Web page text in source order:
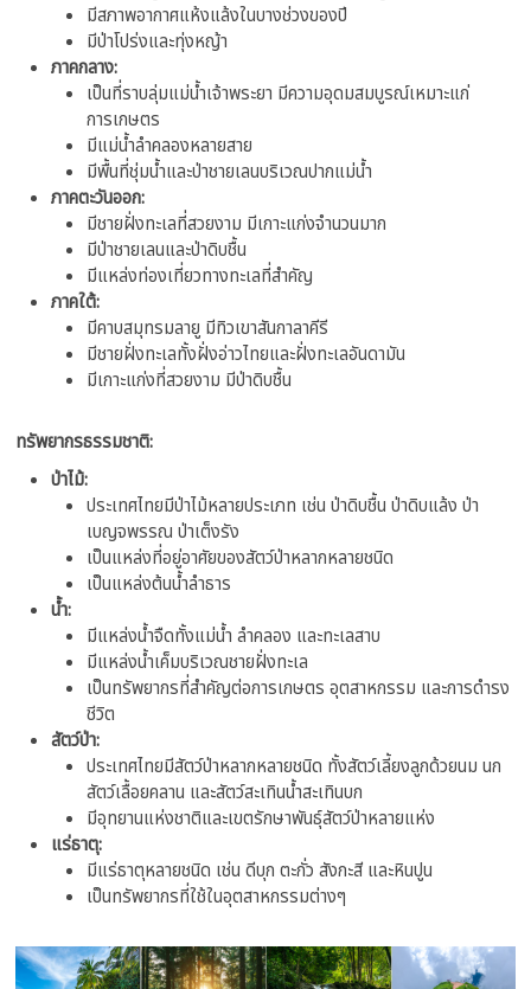
มีสภาพอากาศแห้งแล้งในบางช่วงของปี
มีป่าโปร่งและทุ่งหญ้า
ภาคกลาง:
เป็นที่ราบลุ่มแม่น้ำเจ้าพระยา มีความอุดมสมบูรณ์เหมาะแก่
การเกษตร
มีแม่น้ำลำคลองหลายสาย
มีพื้นที่ชุ่มน้ำและป่าชายเลนบริเวณปากแม่น้ำ
ภาคตะวันออก:
มีชายฝั่งทะเลที่สวยงาม มีเกาะแก่งจำนวนมาก
มีป่าชายเลนและป่าดิบชื้น
มีแหล่งท่องเที่ยวทางทะเลที่สำคัญ
ภาคใต้:
มีคาบสมุทรมลายู มีทิวเขาสันกาลาคีรี
มีชายฝั่งทะเลทั้งฝั่งอ่าวไทยและฝั่งทะเลอันดามัน
มีเกาะแก่งที่สวยงาม มีป่าดิบชื้น
ทรัพยากรธรรมชาติ:
ป่าไม้:
ประเทศไทยมีป่าไม้หลายประเภท เช่น ป่าดิบชื้น ป่าดิบแล้ง ป่า
เบญจพรรณ ป่าเต็งรัง
เป็นแหล่งที่อยู่อาศัยของสัตว์ป่าหลากหลายชนิด
เป็นแหล่งต้นน้ำลำธาร
น้ำ:
มีแหล่งน้ำจืดทั้งแม่น้ำ ลำคลอง และทะเลสาบ
มีแหล่งน้ำเค็มบริเวณชายฝั่งทะเล
เป็นทรัพยากรที่สำคัญต่อการเกษตร อุตสาหกรรม และการดำรง
ชีวิต
สัตว์ป่า:
ประเทศไทยมีสัตว์ป่าหลากหลายชนิด ทั้งสัตว์เลี้ยงลูกด้วยนม นก
สัตว์เลื้อยคลาน และสัตว์สะเทินน้ำสะเทินบก
มีอุทยานแห่งชาติและเขตรักษาพันธุ์สัตว์ป่าหลายแห่ง
แร่ธาตุ:
มีแร่ธาตุหลายชนิด เช่น ดีบุก ตะกั่ว สังกะสี และหินปูน
เป็นทรัพยากรที่ใช้ในอุตสาหกรรมต่างๆ